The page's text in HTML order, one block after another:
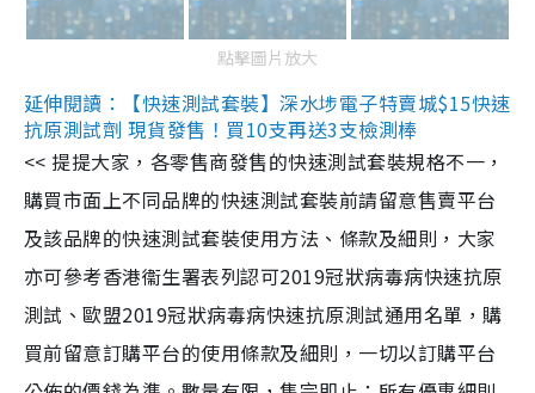
點擊圖片放大
延伸閱讀：【快速測試套裝】深水埗電子特賣城$15快速
抗原測試劑 現貨發售！買10支再送3支檢測棒
<< 提提大家，各零售商發售的快速測試套裝規格不一，
購買市面上不同品牌的快速測試套裝前請留意售賣平台
及該品牌的快速測試套裝使用方法、條款及細則，大家
亦可參考香港衞生署表列認可2019冠狀病毒病快速抗原
測試、歐盟2019冠狀病毒病快速抗原測試通用名單，購
買前留意訂購平台的使用條款及細則，一切以訂購平台